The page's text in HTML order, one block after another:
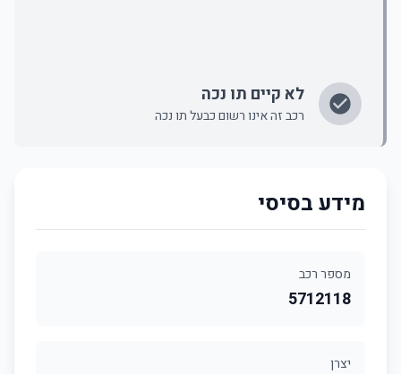
לא קיים תו נכה
רכב זה אינו רשום כבעל תו נכה
מידע בסיסי
מספר רכב
5712118
יצרן